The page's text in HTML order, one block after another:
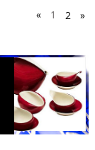
« 1 2 »